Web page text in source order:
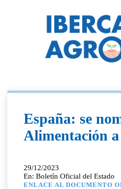
España: se
Alimentación
29/12/2023
En: Boletín Oficial del Estado
ENLACE AL DOCUMENTO